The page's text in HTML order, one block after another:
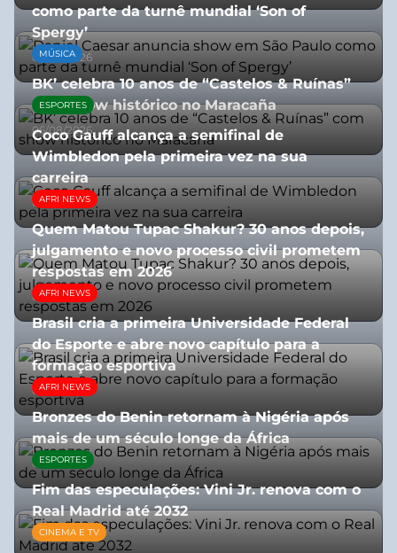
como parte da turnê mundial ‘Son of
Spergy’
05/08/2026
MÚSICA
BK’ celebra 10 anos de “Castelos & Ruínas”
com show histórico no Maracaña
06/08/2026
ESPORTES
Coco Gauff alcança a semifinal de
Wimbledon pela primeira vez na sua
carreira
08/07/2026
AFRI NEWS
Quem Matou Tupac Shakur? 30 anos depois,
julgamento e novo processo civil prometem
respostas em 2026
05/08/2026
AFRI NEWS
Brasil cria a primeira Universidade Federal
do Esporte e abre novo capítulo para a
formação esportiva
08/07/2026
AFRI NEWS
Bronzes do Benin retornam à Nigéria após
mais de um século longe da África
08/07/2026
ESPORTES
Fim das especulações: Vini Jr. renova com o
Real Madrid até 2032
06/08/2026
CINEMA E TV